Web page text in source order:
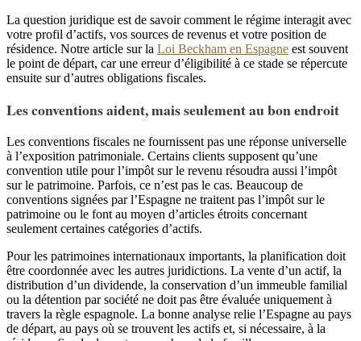
La question juridique est de savoir comment le régime interagit avec
votre profil d’actifs, vos sources de revenus et votre position de
résidence. Notre article sur la Loi Beckham en Espagne est souvent
le point de départ, car une erreur d’éligibilité à ce stade se répercute
ensuite sur d’autres obligations fiscales.
Les conventions aident, mais seulement au bon endroit
Les conventions fiscales ne fournissent pas une réponse universelle
à l’exposition patrimoniale. Certains clients supposent qu’une
convention utile pour l’impôt sur le revenu résoudra aussi l’impôt
sur le patrimoine. Parfois, ce n’est pas le cas. Beaucoup de
conventions signées par l’Espagne ne traitent pas l’impôt sur le
patrimoine ou le font au moyen d’articles étroits concernant
seulement certaines catégories d’actifs.
Pour les patrimoines internationaux importants, la planification doit
être coordonnée avec les autres juridictions. La vente d’un actif, la
distribution d’un dividende, la conservation d’un immeuble familial
ou la détention par société ne doit pas être évaluée uniquement à
travers la règle espagnole. La bonne analyse relie l’Espagne au pays
de départ, au pays où se trouvent les actifs et, si nécessaire, à la